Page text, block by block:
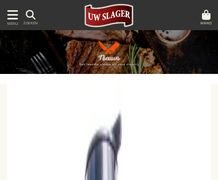
MENU ZOEKEN MAND